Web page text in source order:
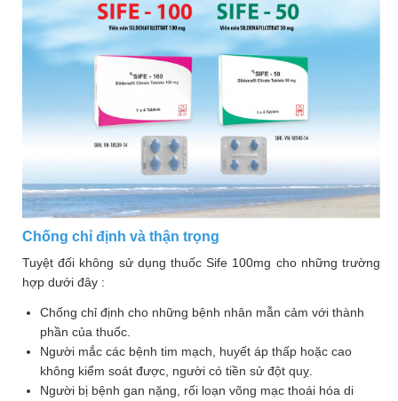
Làm
và
Chăm
Bài
thuốc
hay
Kiến
bệnh
Dược
sĩ
Chống chỉ định và thận trọng
Tuyệt đối không sử dụng thuốc Sife 100mg cho những trường
hợp dưới đây :
Chống chỉ định cho những bệnh nhân mẫn cảm với thành
phần của thuốc.
Người mắc các bệnh tim mạch, huyết áp thấp hoặc cao
không kiểm soát được, người có tiền sử đột quỵ.
Người bị bệnh gan nặng, rối loạn võng mạc thoái hóa di